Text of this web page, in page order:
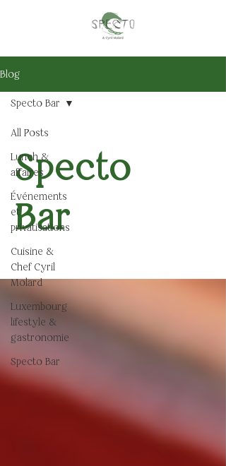
Blog
All Posts
Lunch &
affaires
Événements
et
privatisations
Cuisine &
Chef Cyril
Molard
Luxembourg
lifestyle &
gastronomie
Specto Bar
Specto Bar
Specto
Bar